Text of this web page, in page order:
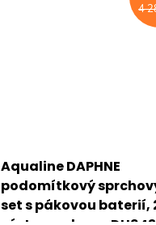
4
Aqualine DAPHNE
podomítkový
set s pákovou baterií,